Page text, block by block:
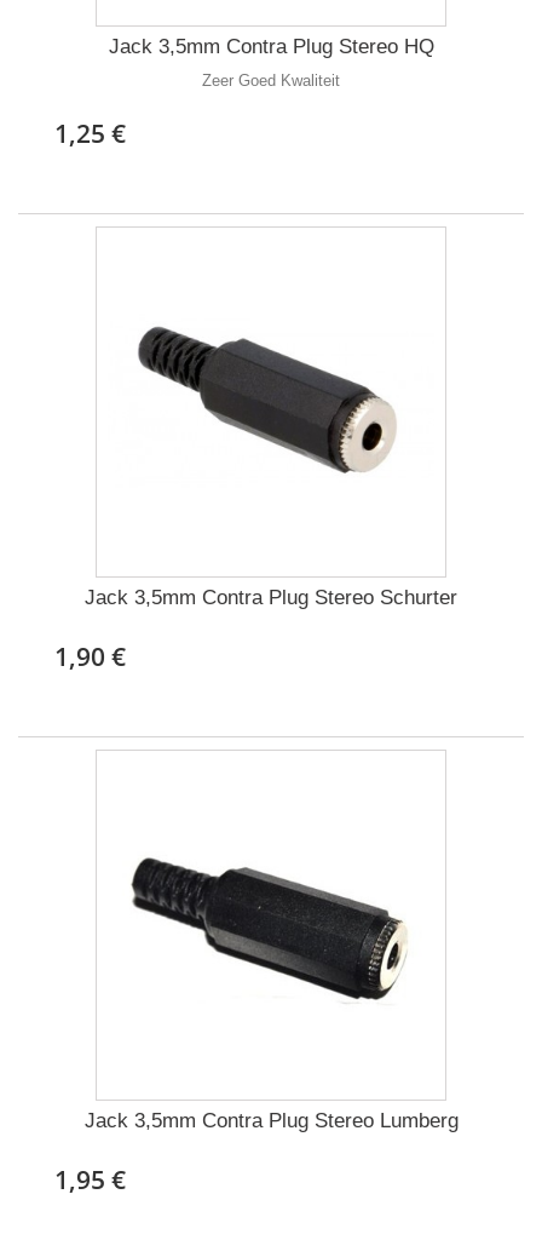
Jack 3,5mm Contra Plug Stereo HQ
Zeer Goed Kwaliteit
1,25 €
Jack 3,5mm Contra Plug Stereo Schurter
1,90 €
Jack 3,5mm Contra Plug Stereo Lumberg
1,95 €